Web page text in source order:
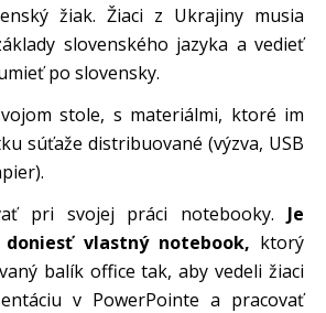
žiak. Žiaci z Ukrajiny musia
slovenského jazyka a vedieť
po slovensky.
stole, s materiálmi, ktoré im
súťaže distribuované (výzva, USB
pri svojej práci notebooky. Je
vlastný notebook, ktorý
balík office tak, aby vedeli žiaci
v PowerPointe a pracovať